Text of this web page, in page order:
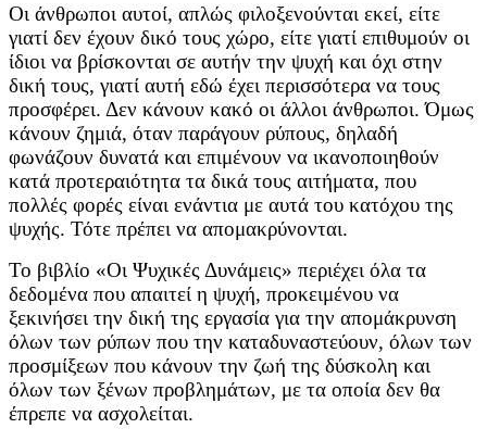
Οι άνθρωποι αυτοί, απλώς φιλοξενούνται εκεί, είτε
γιατί δεν έχουν δικό τους χώρο, είτε γιατί επιθυμούν οι
ίδιοι να βρίσκονται σε αυτήν την ψυχή και όχι στην
δική τους, γιατί αυτή εδώ έχει περισσότερα να τους
προσφέρει. Δεν κάνουν κακό οι άλλοι άνθρωποι. Όμως
κάνουν ζημιά, όταν παράγουν ρύπους, δηλαδή
φωνάζουν δυνατά και επιμένουν να ικανοποιηθούν
κατά προτεραιότητα τα δικά τους αιτήματα, που
πολλές φορές είναι ενάντια με αυτά του κατόχου της
ψυχής. Τότε πρέπει να απομακρύνονται.
Το βιβλίο «Οι Ψυχικές Δυνάμεις» περιέχει όλα τα
δεδομένα που απαιτεί η ψυχή, προκειμένου να
ξεκινήσει την δική της εργασία για την απομάκρυνση
όλων των ρύπων που την καταδυναστεύουν, όλων των
προσμίξεων που κάνουν την ζωή της δύσκολη και
όλων των ξένων προβλημάτων, με τα οποία δεν θα
έπρεπε να ασχολείται.